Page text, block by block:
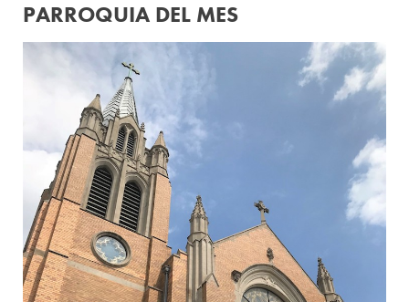
PARROQUIA DEL MES